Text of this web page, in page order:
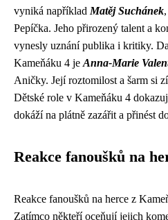
vyniká například Matěj Suchánek
Pepíčka. Jeho přirozený talent a
vynesly uznání publika i kritiky.
Kameňáku 4 je Anna-Marie
Aničky. Její roztomilost a šarm si
Dětské role v Kameňáku 4
dokáží na plátně zazářit a přinést
Reakce fanoušků na
Reakce fanoušků na herce z
Zatímco někteří oceňují jejich